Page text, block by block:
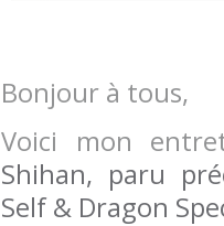
Bonjour à tous,
Voici mon
Shihan, paru
Self & Dragon